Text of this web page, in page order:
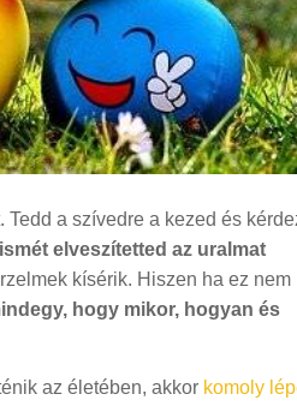
a szívedre a kezed és
ismét elveszítetted az uralmat
kísérik. Hiszen ha ez nem
hogy mikor, hogyan és
az életében, akkor komoly